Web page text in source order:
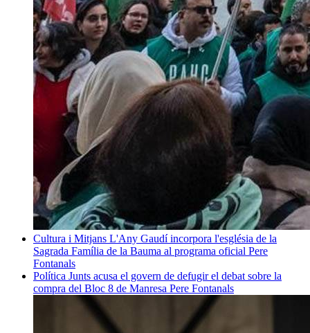
Cultura i Mitjans L'Any Gaudí incorpora l'església de la
Sagrada Família de la Bauma al programa oficial Pere
Fontanals
Política Junts acusa el govern de defugir el debat sobre la
compra del Bloc 8 de Manresa Pere Fontanals